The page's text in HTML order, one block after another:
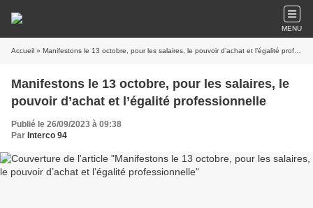
MENU
Accueil » Manifestons le 13 octobre, pour les salaires, le pouvoir d’achat et l’égalité professionnelle
Manifestons le 13 octobre, pour les salaires, le
pouvoir d’achat et l’égalité professionnelle
Publié le 26/09/2023 à 09:38
Par Interco 94